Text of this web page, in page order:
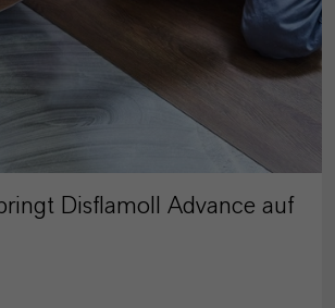
bringt Disflamoll Advance auf